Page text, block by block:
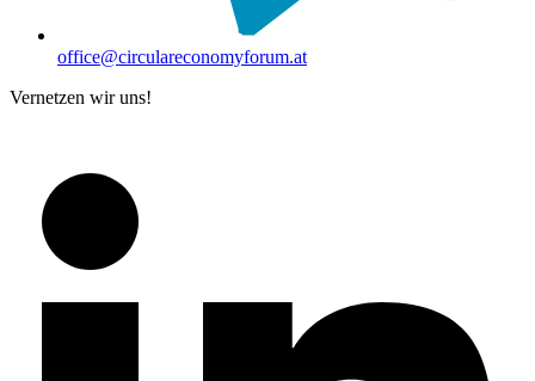
office@circulareconomyforum.at
Vernetzen wir uns!